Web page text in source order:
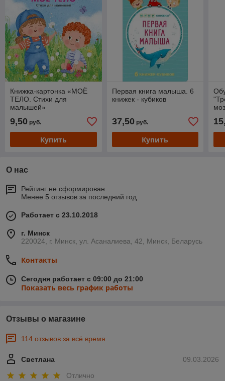
Книжка-картонка «МОЁ
ТЕЛО. Стихи для
малышей»
9,50 руб.
Купить
Первая книга малыша. 6
книжек - кубиков
37,50руб.
Купить
О нас
Рейтинг не сформирован
Менее 5 отзывов за последний год
Работает с 23.10.2018
г. Минск
220024, г. Минск, ул. Асаналиева, 42, Минск, Беларусь
Контакты
Сегодня работает с 09:00 до 21:00
Показать весь график работы
Отзывы о магазине
114 отзывов за всё время
09.03.2026
Светлана
Отлично